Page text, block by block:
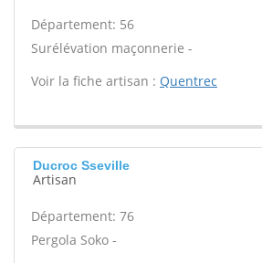
Département: 56
Surélévation maçonnerie -
Voir la fiche artisan : Quentrec
Ducroc Sseville
Artisan
Département: 76
Pergola Soko -